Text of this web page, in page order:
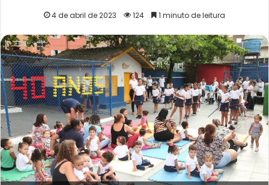
4 de abril de 2023 124 1 minuto de leitura